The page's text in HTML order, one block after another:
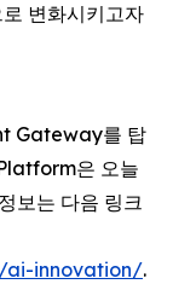
변화시키고자
Gateway를 탑
은 오늘
보는 다음 링크
ai-innovation/.